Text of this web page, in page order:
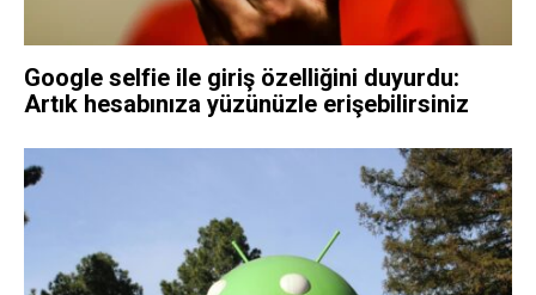
Google selfie ile giriş özelliğini duyurdu:
Artık hesabınıza yüzünüzle erişebilirsiniz